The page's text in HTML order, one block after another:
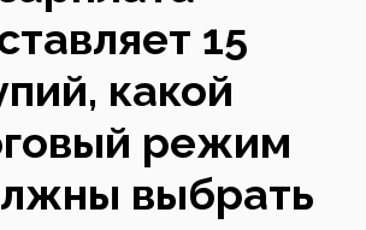
15
какой
режим
выбрать